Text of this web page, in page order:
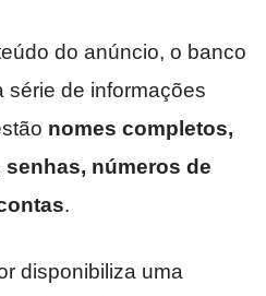
do anúncio, o banco
série de informações
nomes completos,
números de
.
disponibiliza uma